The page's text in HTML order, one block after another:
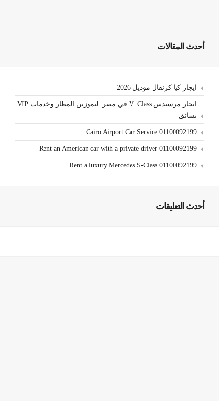
أحدث المقالات
ايجار كيا كرنفال موديل 2026
ايجار مرسيدس V_Class في مصر: ليموزين المطار وخدمات VIP
بسائق
Cairo Airport Car Service 01100092199
Rent an American car with a private driver 01100092199
Rent a luxury Mercedes S-Class 01100092199
أحدث التعليقات